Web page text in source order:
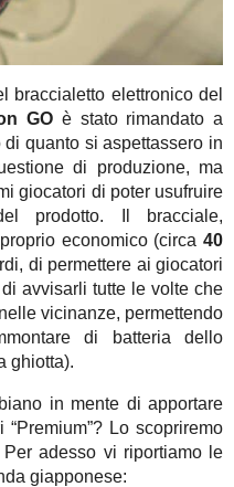
braccialetto elettronico del
GO è stato rimandato a
quanto si aspettassero in
di produzione, ma
giocatori di poter usufruire
prodotto. Il bracciale,
economico (circa 40
di permettere ai giocatori
avvisarli tutte le volte che
vicinanze, permettendo
di batteria dello
ghiotta).
in mente di apportare
Lo scopriremo
adesso vi riportiamo le
giapponese: